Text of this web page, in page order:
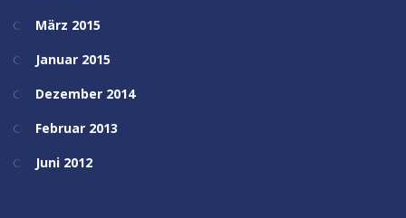
März 2015
Januar 2015
Dezember 2014
Februar 2013
Juni 2012